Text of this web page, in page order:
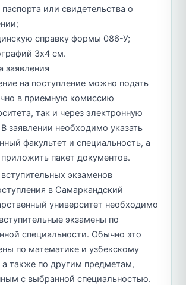
или свидетельства о
справку формы 086-У;
3х4 см.
заявления
на поступление можно подать
в приемную комиссию
так и через электронную
В заявлении необходимо указать
факультет и специальность, а
пакет документов.
экзаменов
в Самаркандский
университет необходимо
экзамены по
специальности. Обычно это
по математике и узбекскому
а также по другим предметам,
с выбранной специальностью.